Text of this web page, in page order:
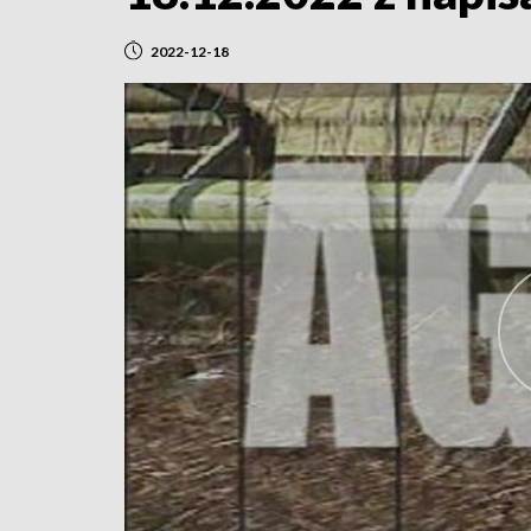
2022-12-18